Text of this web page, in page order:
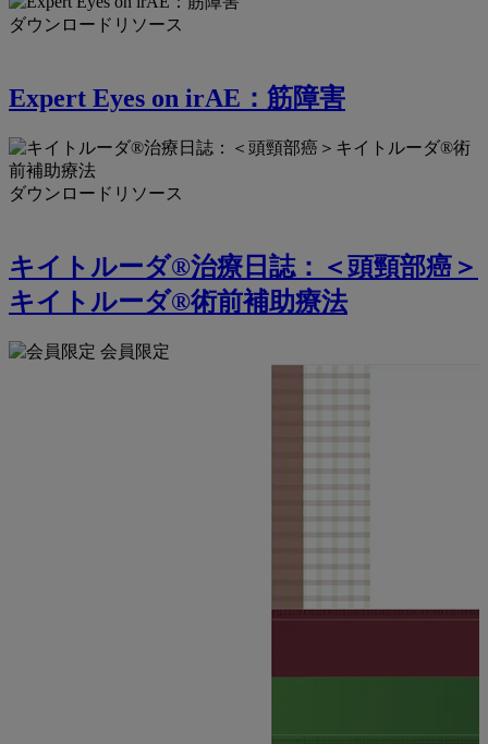
ダウンロードリソース
Expert Eyes on irAE：筋障害
ダウンロードリソース
キイトルーダ®治療日誌：＜頭頸部癌＞
キイトルーダ®術前補助療法
会員限定